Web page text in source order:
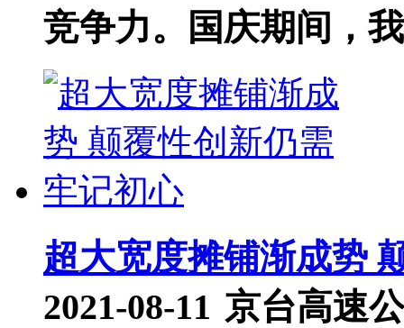
竞争力。国庆期间，
超大宽度摊铺渐成势
2021-08-11 京台高速